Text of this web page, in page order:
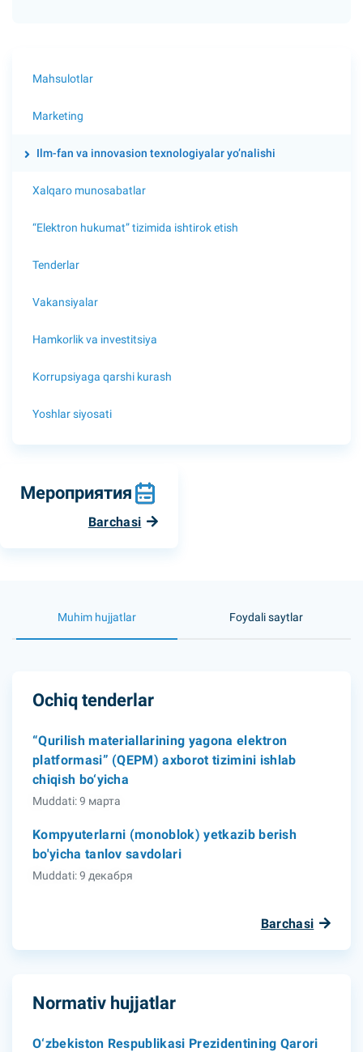
Mahsulotlar
Marketing
Ilm-fan va innovasion texnologiyalar yo’nalishi
Xalqaro munosabatlar
“Elektron hukumat” tizimida ishtirok etish
Tenderlar
Vakansiyalar
Hamkorlik va investitsiya
Korrupsiyaga qarshi kurash
Yoshlar siyosati
Мероприятия
Barchasi
Muhim hujjatlar Foydali saytlar
Ochiq tenderlar
“Qurilish materiallarining yagona elektron
platformasi” (QEPM) axborot tizimini ishlab
chiqish bo‘yicha
Muddati: 9 марта
Kompyuterlarni (monoblok) yetkazib berish
bo'yicha tanlov savdolari
Muddati: 9 декабря
Barchasi
Normativ hujjatlar
O‘zbekiston Respublikasi Prezidentining Qarori